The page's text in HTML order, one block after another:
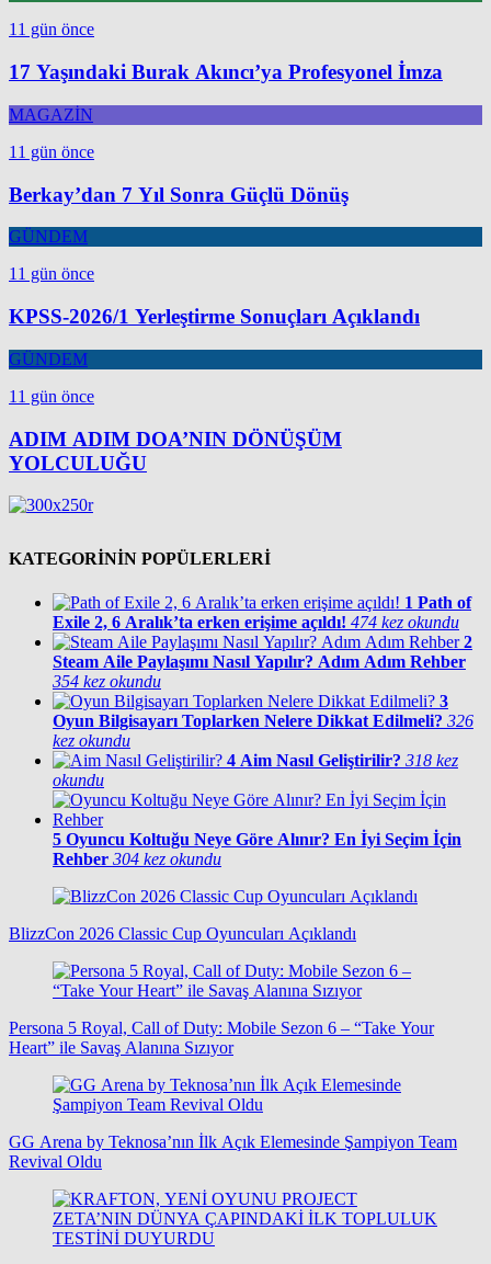
11 gün önce
17 Yaşındaki Burak Akıncı’ya Profesyonel İmza
MAGAZİN
11 gün önce
Berkay’dan 7 Yıl Sonra Güçlü Dönüş
GÜNDEM
11 gün önce
KPSS-2026/1 Yerleştirme Sonuçları Açıklandı
GÜNDEM
11 gün önce
ADIM ADIM DOA’NIN DÖNÜŞÜM
YOLCULUĞU
KATEGORİNİN POPÜLERLERİ
1 Path of
Exile 2, 6 Aralık’ta erken erişime açıldı! 474 kez okundu
2
Steam Aile Paylaşımı Nasıl Yapılır? Adım Adım Rehber
354 kez okundu
3
Oyun Bilgisayarı Toplarken Nelere Dikkat Edilmeli? 326
kez okundu
4 Aim Nasıl Geliştirilir? 318 kez
okundu
5 Oyuncu Koltuğu Neye Göre Alınır? En İyi Seçim İçin
Rehber 304 kez okundu
BlizzCon 2026 Classic Cup Oyuncuları Açıklandı
Persona 5 Royal, Call of Duty: Mobile Sezon 6 – “Take Your
Heart” ile Savaş Alanına Sızıyor
GG Arena by Teknosa’nın İlk Açık Elemesinde Şampiyon Team
Revival Oldu